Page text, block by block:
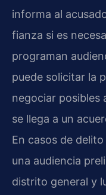
informa al
fianza si es
programan
puede solicitar la
negociar posibles
se llega a un
En casos de
una audiencia
distrito general y